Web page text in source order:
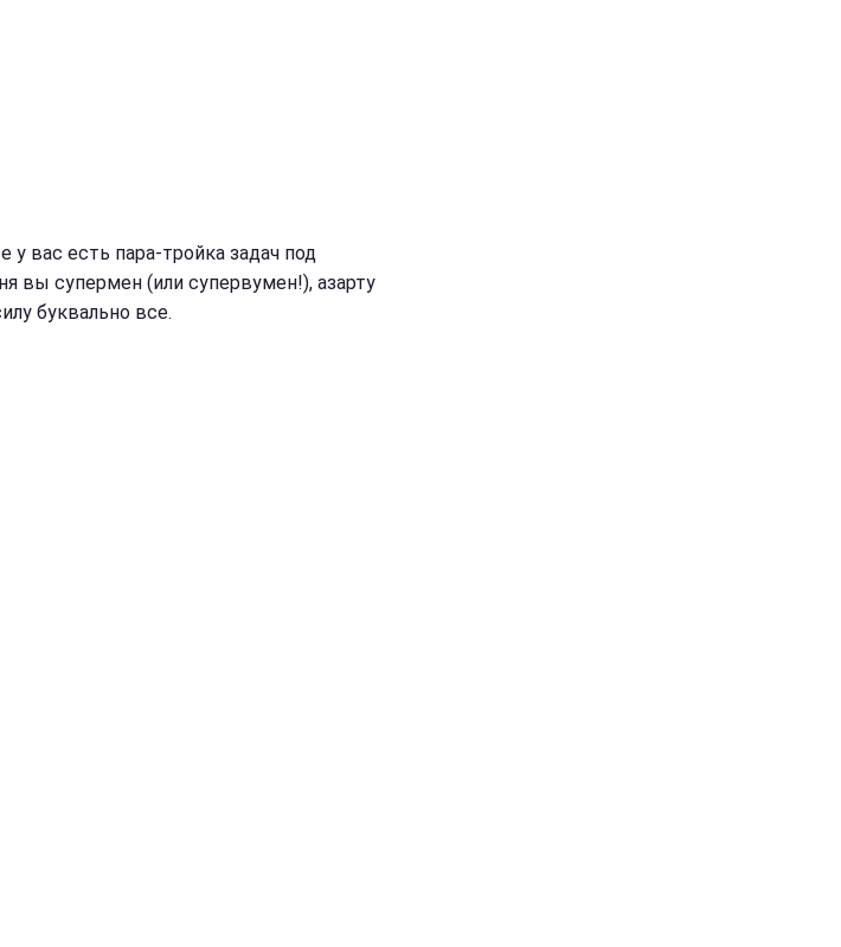
у вас есть пара-тройка задач под
вы супермен (или супервумен!), азарту
буквально все.